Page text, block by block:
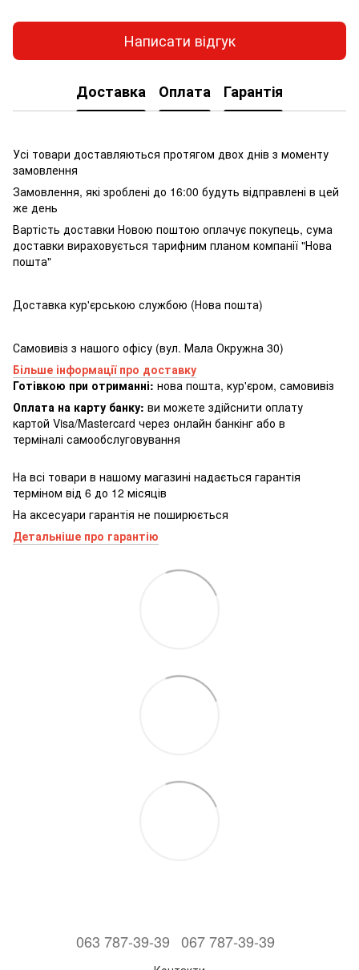
Написати відгук
Доставка Оплата Гарантія
Усі товари доставляються протягом двох днів з моменту
замовлення
Замовлення, які зроблені до 16:00 будуть відправлені в цей
же день
Вартість доставки Новою поштою оплачує покупець, сума
доставки вираховується тарифним планом компанії "Нова
пошта"
Доставка кур'єрською службою (Нова пошта)
Самовивіз з нашого офісу (вул. Мала Окружна 30)
Більше інформації про доставку
Готівкою при отриманні: нова пошта, кур'єром, самовивіз
Оплата на карту банку: ви можете здійснити оплату
картой Visa/Mastercard через онлайн банкінг або в
терміналі самообслуговування
На всі товари в нашому магазині надається гарантія
терміном від 6 до 12 місяців
На аксесуари гарантія не поширюється
Детальніше про гарантію
063 787-39-39 067 787-39-39